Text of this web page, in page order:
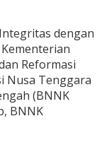
dengan
Reformasi
Nusa Tenggara
(BNNK
BNNK